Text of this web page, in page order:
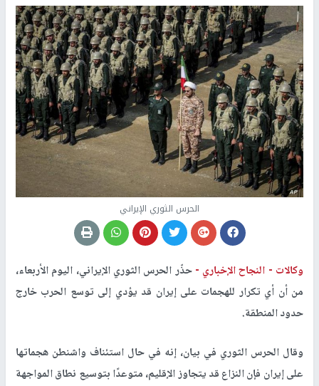
الحرس الثوري الإيراني
وكالات - النجاح الإخباري -حذّر الحرس الثوري الإيراني، اليوم الأربعاء،
من أن أي تكرار للهجمات على إيران قد يؤدي إلى توسع الحرب خارج
حدود المنطقة.
وقال الحرس الثوري في بيان، إنه في حال استئناف واشنطن هجماتها
على إيران فإن النزاع قد يتجاوز الإقليم، متوعدًا بتوسيع نطاق المواجهة